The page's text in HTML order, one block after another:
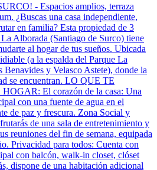
- Espacios amplios, terraza
¿Buscas una casa independiente,
en familia? Esta propiedad de 3
Alborada (Santiago de Surco) tiene
al hogar de tus sueños. Ubicada
(a la espalda del Parque La
Benavides y Velasco Astete), donde la
se encuentran. LO QUE TE
El corazón de la casa: Una
con una fuente de agua en el
de paz y frescura. Zona Social y
de una sala de entretenimiento y
reuniones del fin de semana, equipada
Privacidad para todos: Cuenta con
con balcón, walk-in closet, clóset
dispone de una habitación adicional